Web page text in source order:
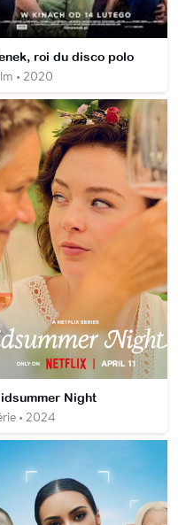
roi du disco polo
• 2020
Night
• 2024